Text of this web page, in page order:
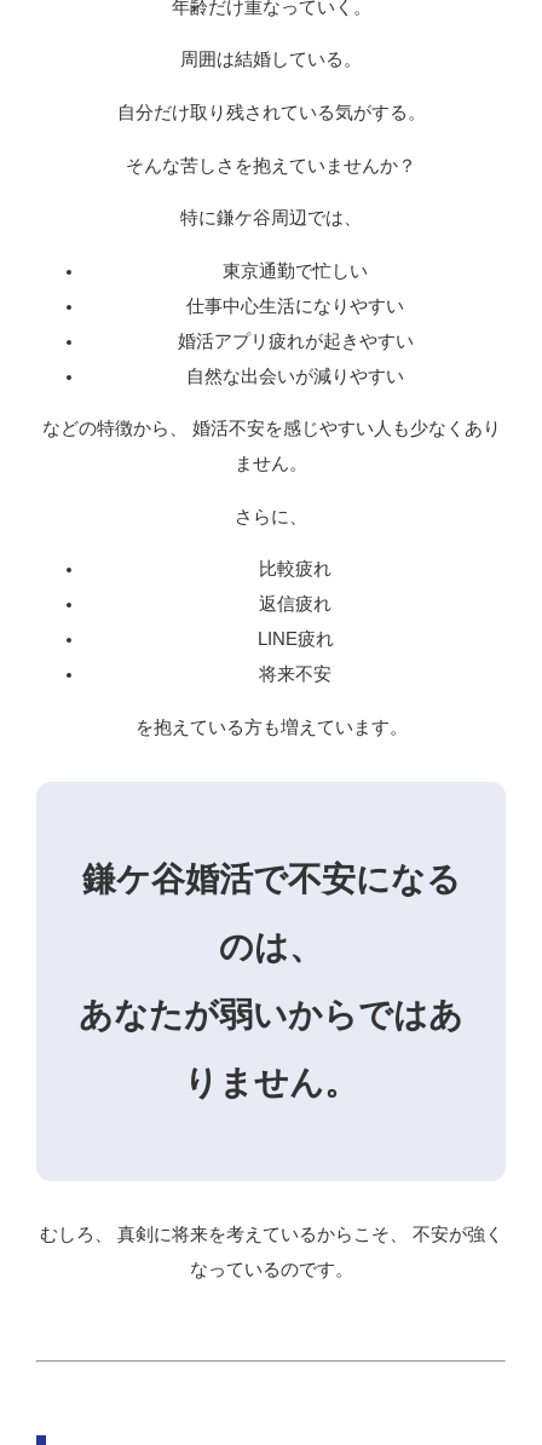
年齢だけ重なっていく。
周囲は結婚している。
自分だけ取り残されている気がする。
そんな苦しさを抱えていませんか？
特に鎌ケ谷周辺では、
東京通勤で忙しい
仕事中心生活になりやすい
婚活アプリ疲れが起きやすい
自然な出会いが減りやすい
などの特徴から、 婚活不安を感じやすい人も少なくあり
ません。
さらに、
比較疲れ
返信疲れ
LINE疲れ
将来不安
を抱えている方も増えています。
鎌ケ谷婚活で不安になる
のは、
あなたが弱いからではあ
りません。
むしろ、 真剣に将来を考えているからこそ、 不安が強く
なっているのです。